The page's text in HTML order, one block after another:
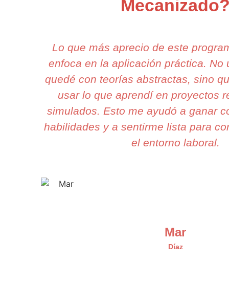
Lo que más aprecio de este
enfoca en la aplicación práctica. No
quedé con teorías abstractas, sino
usar lo que aprendí en proyectos
simulados. Esto me ayudó a ganar
habilidades y a sentirme lista para
el entorno laboral.
Mar
Díaz